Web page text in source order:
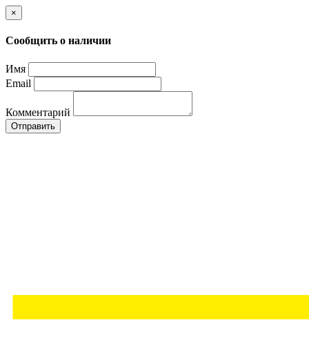
×
Сообщить о наличии
Имя
Email
Комментарий
Отправить